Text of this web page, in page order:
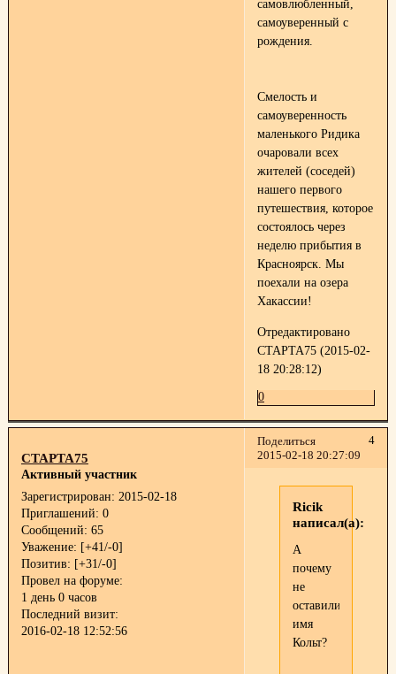
самовлюбленный,
самоуверенный с
рождения.
Смелость и
самоуверенность
маленького Ридика
очаровали всех
жителей (соседей)
нашего первого
путешествия, которое
состоялось через
неделю прибытия в
Красноярск. Мы
поехали на озера
Хакассии!
Отредактировано
СТАРТА75 (2015-02-
18 20:28:12)
0
Поделиться
4
2015-02-18 20:27:09
СТАРТА75
Активный участник
Зарегистрирован: 2015-02-18
Приглашений: 0
Сообщений: 65
Уважение: [+41/-0]
Позитив: [+31/-0]
Провел на форуме:
1 день 0 часов
Последний визит:
2016-02-18 12:52:56
Ricik
написал(а):
А
почему
не
оставили
имя
Кольт?